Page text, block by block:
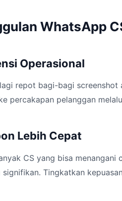
WhatsApp
Operasional
repot bagi-bagi
percakapan pelanggan
Lebih Cepat
CS yang bisa
signifikan. Tingkatkan